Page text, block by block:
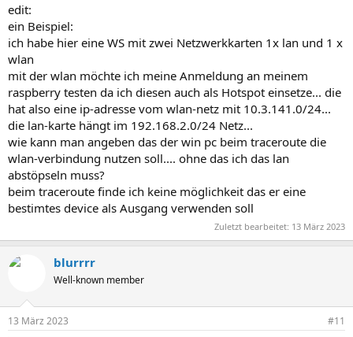
edit:
ein Beispiel:
ich habe hier eine WS mit zwei Netzwerkkarten 1x lan und 1 x
wlan
mit der wlan möchte ich meine Anmeldung an meinem
raspberry testen da ich diesen auch als Hotspot einsetze... die
hat also eine ip-adresse vom wlan-netz mit 10.3.141.0/24...
die lan-karte hängt im 192.168.2.0/24 Netz...
wie kann man angeben das der win pc beim traceroute die
wlan-verbindung nutzen soll.... ohne das ich das lan
abstöpseln muss?
beim traceroute finde ich keine möglichkeit das er eine
bestimtes device als Ausgang verwenden soll
Zuletzt bearbeitet: 13 März 2023
blurrrr
Well-known member
13 März 2023 #11